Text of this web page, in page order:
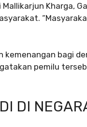
Kharga,
kemenangan bagi
pemilu
DI